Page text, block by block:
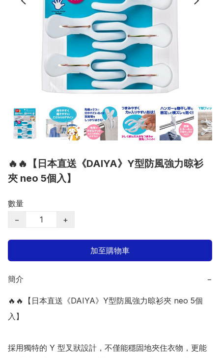
🔥🔥【日本直送《DAIYA》Y型防風強力晾衫
夾 neo 5個入】
數量
−
+
加至購物車
簡介 −
🔥🔥【日本直送《DAIYA》Y型防風強力晾衫夾 neo 5個
入】
採用獨特的 Y 型叉狀設計，不僅能穩固地夾住衣物，更能